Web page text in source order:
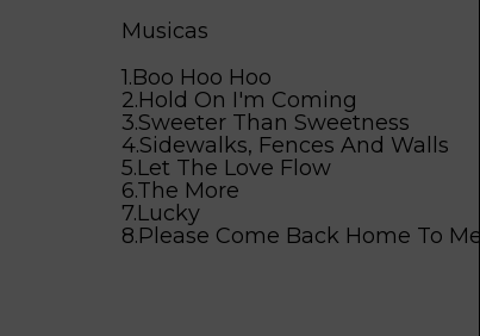
Musicas
1.Boo Hoo Hoo
2.Hold On I'm Coming
3.Sweeter Than Sweetness
4.Sidewalks, Fences And Walls
5.Let The Love Flow
6.The More
7.Lucky
8.Please Come Back Home To Me